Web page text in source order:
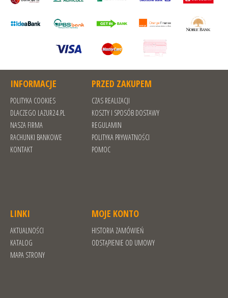
INFORMACJE
POLITYKA COOKIES
DLACZEGO LAZUR24.PL
NASZA FIRMA
RACHUNKI BANKOWE
KONTAKT
PRZED ZAKUPEM
CZAS REALIZACJI
KOSZTY I SPOSÓB DOSTAWY
REGULAMIN
POLITYKA PRYWATNOŚCI
POMOC
LINKI
AKTUALNOŚCI
KATALOG
MAPA STRONY
MOJE KONTO
HISTORIA ZAMÓWIEŃ
ODSTĄPIENIE OD UMOWY